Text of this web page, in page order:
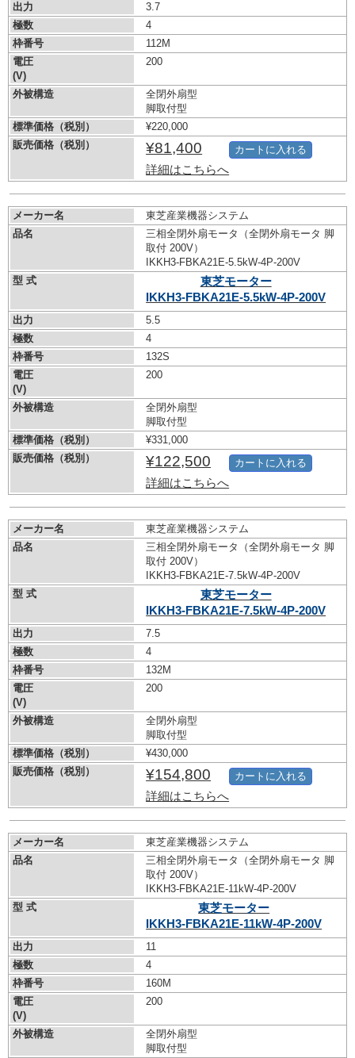
出力
3.7
極数
4
枠番号
112M
電圧
(V)
200
外被構造
全閉外扇型
脚取付型
標準価格（税別）
¥220,000
販売価格（税別）
¥81,400
詳細はこちらへ
カートに入れる
メーカー名
東芝産業機器システム
品名
三相全閉外扇モータ（全閉外扇モータ 脚
取付 200V）
IKKH3-FBKA21E-5.5kW-4P-200V
型 式
東芝モーター
IKKH3-FBKA21E-5.5kW-4P-200V
出力
5.5
極数
4
枠番号
132S
電圧
(V)
200
外被構造
全閉外扇型
脚取付型
標準価格（税別）
¥331,000
販売価格（税別）
¥122,500
詳細はこちらへ
カートに入れる
メーカー名
東芝産業機器システム
品名
三相全閉外扇モータ（全閉外扇モータ 脚
取付 200V）
IKKH3-FBKA21E-7.5kW-4P-200V
型 式
東芝モーター
IKKH3-FBKA21E-7.5kW-4P-200V
出力
7.5
極数
4
枠番号
132M
電圧
(V)
200
外被構造
全閉外扇型
脚取付型
標準価格（税別）
¥430,000
販売価格（税別）
¥154,800
詳細はこちらへ
カートに入れる
メーカー名
東芝産業機器システム
品名
三相全閉外扇モータ（全閉外扇モータ 脚
取付 200V）
IKKH3-FBKA21E-11kW-4P-200V
型 式
東芝モーター
IKKH3-FBKA21E-11kW-4P-200V
出力
11
極数
4
枠番号
160M
電圧
(V)
200
外被構造
全閉外扇型
脚取付型